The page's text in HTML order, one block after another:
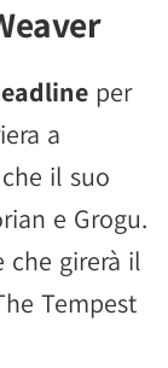
per
a
il suo
e Grogu.
che girerà il
Tempest